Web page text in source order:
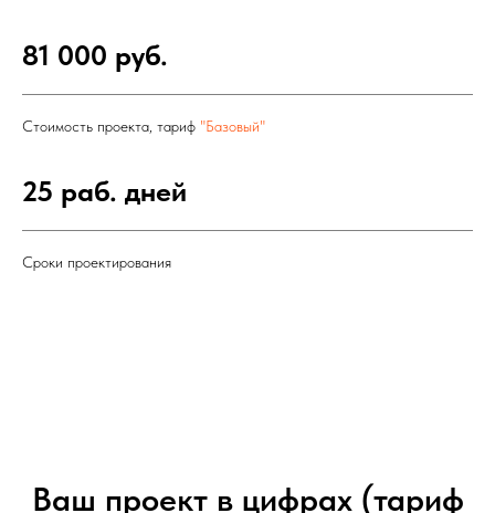
81 000 руб.
Стоимость проекта, тариф "Базовый"
25 раб. дней
Сроки проектирования
Ваш проект в цифрах (тариф